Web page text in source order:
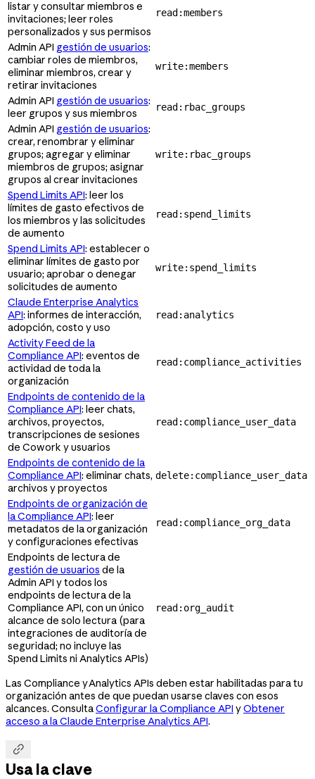
listar y consultar miembros e
invitaciones; leer roles
personalizados y sus permisos
read:members
Admin API gestión de usuarios:
cambiar roles de miembros,
eliminar miembros, crear y
retirar invitaciones
write:members
Admin API gestión de usuarios:
leer grupos y sus miembros
read:rbac_groups
Admin API gestión de usuarios:
crear, renombrar y eliminar
grupos; agregar y eliminar
miembros de grupos; asignar
grupos al crear invitaciones
write:rbac_groups
Spend Limits API: leer los
límites de gasto efectivos de
los miembros y las solicitudes
de aumento
read:spend_limits
Spend Limits API: establecer o
eliminar límites de gasto por
usuario; aprobar o denegar
solicitudes de aumento
write:spend_limits
Claude Enterprise Analytics
API: informes de interacción,
adopción, costo y uso
read:analytics
Activity Feed de la
Compliance API: eventos de
actividad de toda la
organización
read:compliance_activities
Endpoints de contenido de la
Compliance API: leer chats,
archivos, proyectos,
transcripciones de sesiones
de Cowork y usuarios
read:compliance_user_data
Endpoints de contenido de la
Compliance API: eliminar chats,
archivos y proyectos
delete:compliance_user_data
Endpoints de organización de
la Compliance API: leer
metadatos de la organización
y configuraciones efectivas
read:compliance_org_data
Endpoints de lectura de
gestión de usuarios de la
Admin API y todos los
endpoints de lectura de la
Compliance API, con un único
alcance de solo lectura (para
integraciones de auditoría de
seguridad; no incluye las
Spend Limits ni Analytics APIs)
read:org_audit
Las Compliance y Analytics APIs deben estar habilitadas para tu
organización antes de que puedan usarse claves con esos
alcances. ConsultaConfigurar la Compliance API yObtener
acceso a la Claude Enterprise Analytics API.

Usa la clave